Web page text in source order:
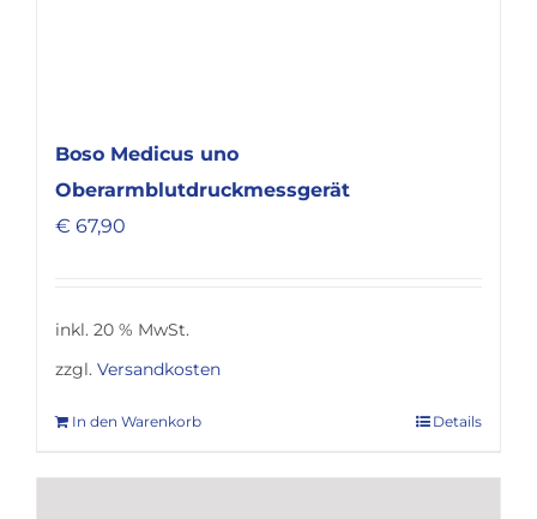
Boso Medicus uno
Oberarmblutdruckmessgerät
€ 67,90
inkl. 20 % MwSt.
zzgl. Versandkosten
In den Warenkorb Details